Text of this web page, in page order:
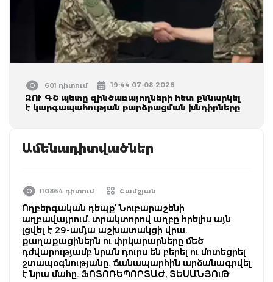
601 դիտում 19:44 07-08-2026
ԶՈՒ ԳՇ պետը զինծառայողների հետ քննարկել
է կարգապահության բարձրացման խնդիրները
Ամենադիտվածներ
110864 դիտում Շամշյան
Ողբերգական դեպք՝ Նուբարաշենի
աղբավայրում. տրակտորով աղբը հրելիս այն
լցվել է 29-ամյա աշխատակցի վրա.
քաղաքացիներն ու փրկարարները մեծ
դժվարությամբ նրան դուրս են բերել ու մոտեցրել
շտապօգնությանը. ճանապարհին արձանագրվել
է նրա մահը. ՖՈՏՈՌԵՊՈՐՏԱԺ, ՏԵՍԱՆՅՈւԹ